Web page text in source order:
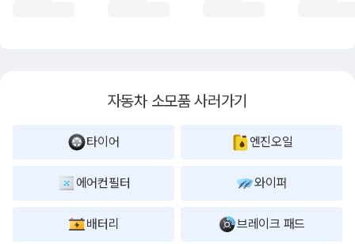
자동차 소모품 사러가기
타이어 엔진오일
에어컨필터 와이퍼
배터리 브레이크 패드